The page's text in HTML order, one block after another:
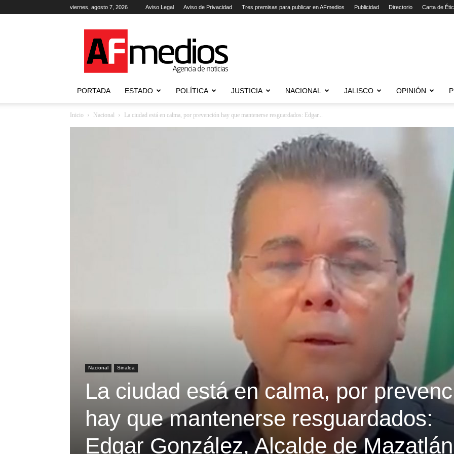
viernes, agosto 7, 2026 Aviso Legal Aviso de Privacidad Tres premisas para publicar en AFmedios Publicidad Directorio Carta de
Agencia
de
Noticias
PORTADA ESTADO POLÍTICA JUSTICIA NACIONAL JALISCO OPINIÓN
Inicio Nacional La ciudad está en calma, por prevención hay que mantenerse resguardados: Edgar...
Nacional Sinaloa
La ciudad está en calma, por
hay que mantenerse resguardados:
Edgar González, Alcalde de Mazatlán